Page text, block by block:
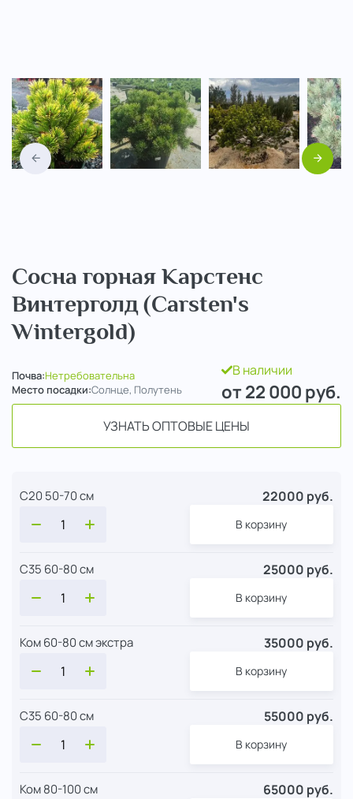
Назад Вперед
Сосна горная Карстенс
Винтерголд (Carsten's
Wintergold)
Почва:Нетребовательна
Место посадки:Солнце, Полутень
В наличии
от 22 000 руб.
УЗНАТЬ ОПТОВЫЕ ЦЕНЫ
С20 50-70 см 22000 руб.
В корзину
С35 60-80 см 25000 руб.
В корзину
Ком 60-80 см экстра 35000 руб.
В корзину
С35 60-80 см 55000 руб.
В корзину
Ком 80-100 см 65000 руб.